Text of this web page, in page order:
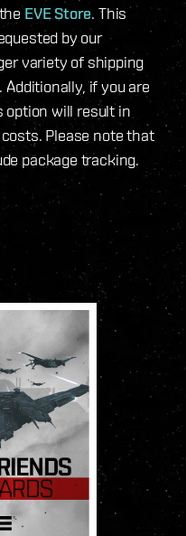
EVE Store. This
by our
variety of shipping
if you are
option will result in
Please note that
package tracking.